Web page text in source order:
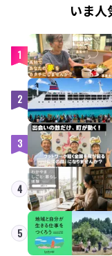
いま
1
2
3
4
5